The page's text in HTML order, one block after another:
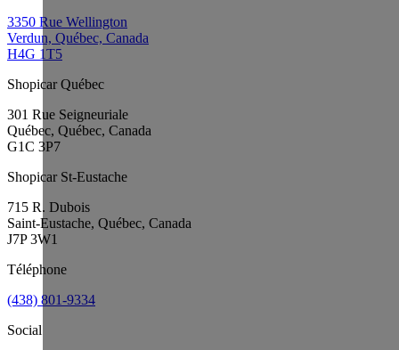
3350 Rue Wellington
Verdun, Québec, Canada
H4G 1T5
Shopicar Québec
301 Rue Seigneuriale
Québec, Québec, Canada
G1C 3P7
Shopicar St-Eustache
715 R. Dubois
Saint-Eustache, Québec, Canada
J7P 3W1
Téléphone
(438) 801-9334
Social